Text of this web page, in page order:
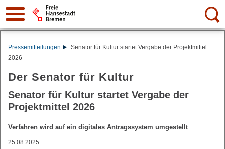
Suche:
Pressemitteilungen
Senator für Kultur startet Vergabe der Projektmittel
2026
Der Senator für Kultur
Senator für Kultur startet Vergabe der
Projektmittel 2026
Verfahren wird auf ein digitales Antragssystem umgestellt
25.08.2025